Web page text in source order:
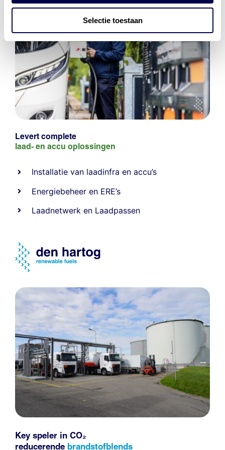
Selectie toestaan
Levert complete
laad- en accu oplossingen
Installatie van laadinfra en accu’s
Energiebeheer en ERE’s
Laadnetwerk en Laadpassen
Key speler in CO₂
reducerende brandstofblends